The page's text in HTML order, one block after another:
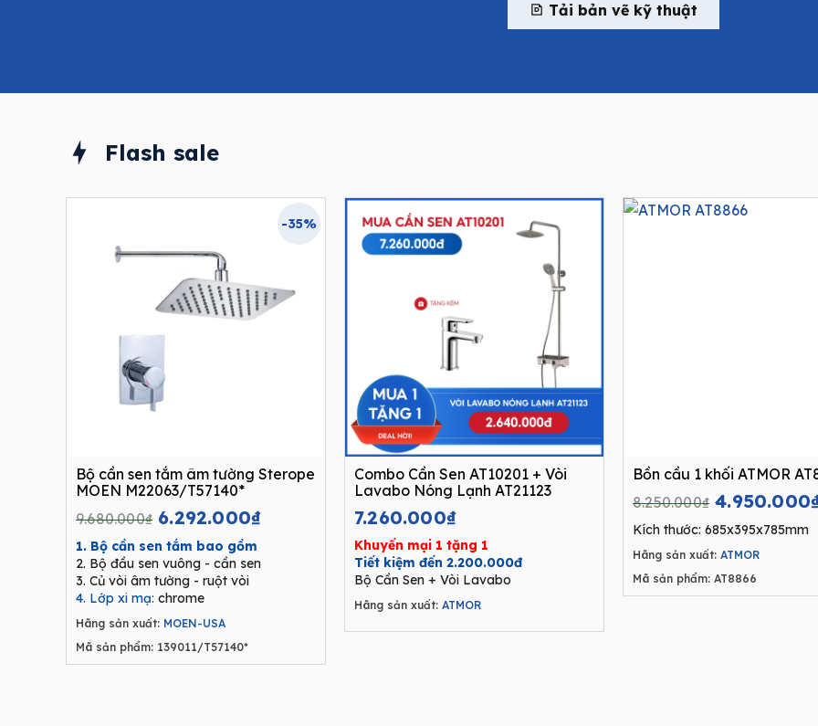
Tải bản vẽ kỹ thuật
Flash sale
-35%
Bộ cần sen tắm âm tường Sterope
MOEN M22063/T57140*
9.680.000₫ Original
price
was:
9.680.000₫.
6.292.000₫Current
6.292.000₫.
1. Bộ cần sen tắm bao gồm
2. Bộ đầu sen vuông - cần sen
3. Củ vòi âm tường - ruột vòi
4. Lớp xi mạ: chrome
Hãng sản xuất: MOEN-USA
Mã sản phẩm: 139011/T57140*
Combo Cần Sen AT10201 + Vòi
Lavabo Nóng Lạnh AT21123
7.260.000₫
Khuyến mại 1 tặng 1
Tiết kiệm đến 2.200.000đ
Bộ Cần Sen + Vòi Lavabo
Hãng sản xuất: ATMOR
Bồn cầu 1 khối ATMOR
8.250.000₫ Original
price
was:
4.950.000
Kích thước: 685x395x785mm
Hãng sản xuất: ATMOR
Mã sản phẩm: AT8866